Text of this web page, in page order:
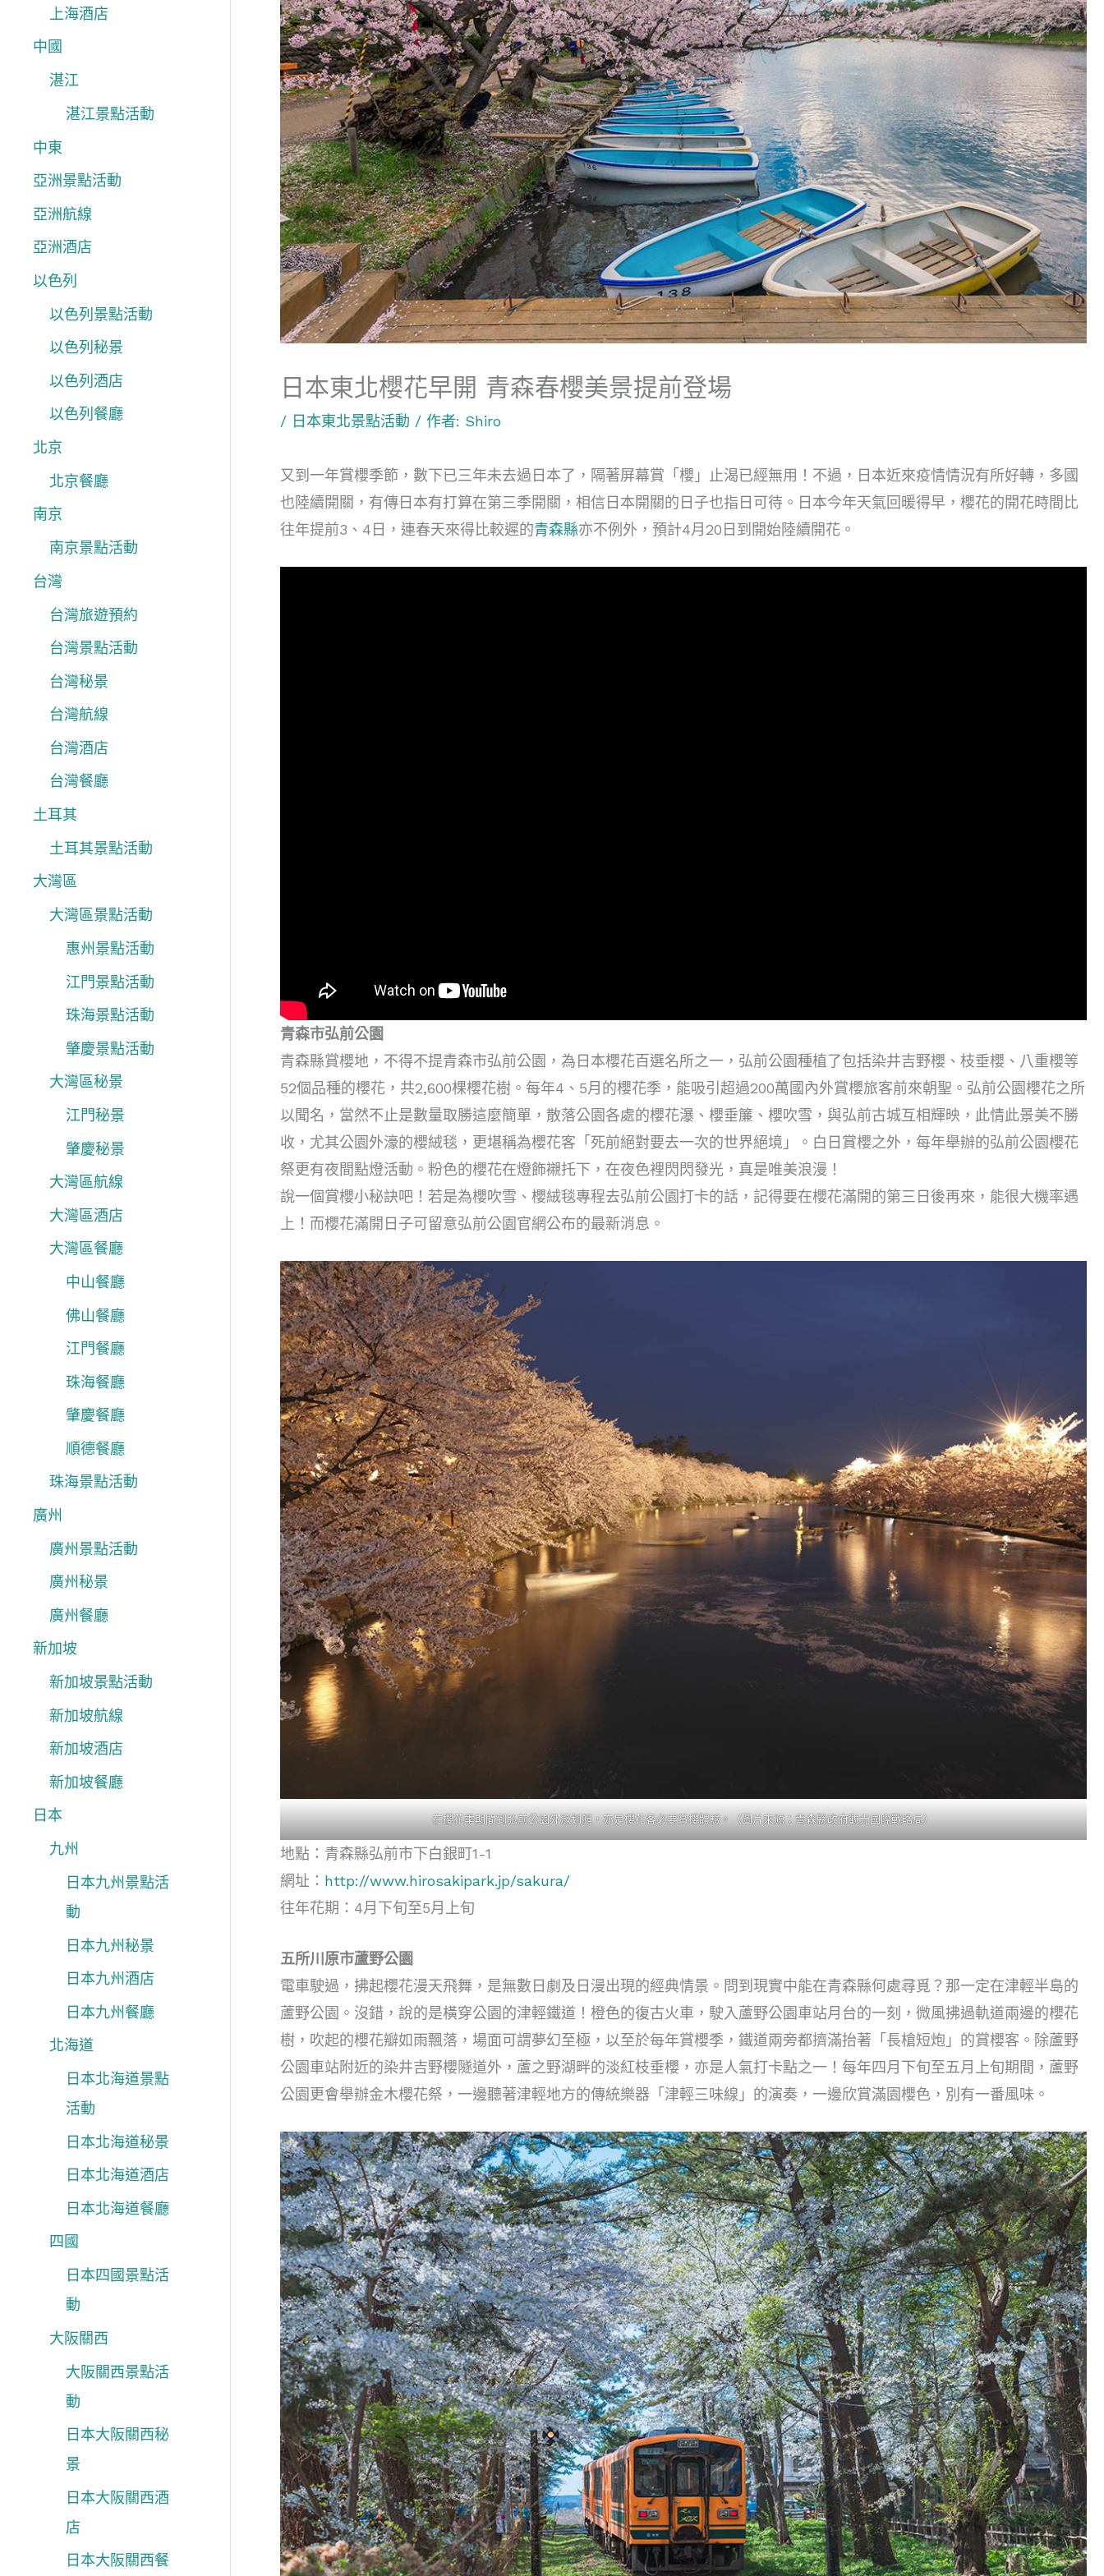
上海酒店
中國
湛江
湛江景點活動
中東
亞洲景點活動
亞洲航線
亞洲酒店
以色列
以色列景點活動
以色列秘景
以色列酒店
以色列餐廳
北京
北京餐廳
南京
南京景點活動
台灣
台灣旅遊預約
台灣景點活動
台灣秘景
台灣航線
台灣酒店
台灣餐廳
土耳其
土耳其景點活動
大灣區
大灣區景點活動
惠州景點活動
江門景點活動
珠海景點活動
肇慶景點活動
大灣區秘景
江門秘景
肇慶秘景
大灣區航線
大灣區酒店
大灣區餐廳
中山餐廳
佛山餐廳
江門餐廳
珠海餐廳
肇慶餐廳
順德餐廳
珠海景點活動
廣州
廣州景點活動
廣州秘景
廣州餐廳
新加坡
新加坡景點活動
新加坡航線
新加坡酒店
新加坡餐廳
日本
九州
日本九州景點活
動
日本九州秘景
日本九州酒店
日本九州餐廳
北海道
日本北海道景點
活動
日本北海道秘景
日本北海道酒店
日本北海道餐廳
四國
日本四國景點活
動
大阪關西
大阪關西景點活
動
日本大阪關西秘
景
日本大阪關西酒
店
日本大阪關西餐
日本東北櫻花早開 青森春櫻美景提前登場
/ 日本東北景點活動 / 作者: Shiro
又到一年賞櫻季節，數下已三年未去過日本了，隔著屏幕賞「櫻」止渴已經無用！不過，日本近來疫情情況有所好轉，多國
也陸續開關，有傳日本有打算在第三季開關，相信日本開關的日子也指日可待。日本今年天氣回暖得早，櫻花的開花時間比
往年提前3、4日，連春天來得比較遲的青森縣亦不例外，預計4月20日到開始陸續開花。
青森市弘前公園
青森縣賞櫻地，不得不提青森市弘前公園，為日本櫻花百選名所之一，弘前公園種植了包括染井吉野櫻、枝垂櫻、八重櫻等
52個品種的櫻花，共2,600棵櫻花樹。每年4、5月的櫻花季，能吸引超過200萬國內外賞櫻旅客前來朝聖。弘前公園櫻花之所
以聞名，當然不止是數量取勝這麼簡單，散落公園各處的櫻花瀑、櫻垂簾、櫻吹雪，與弘前古城互相輝映，此情此景美不勝
收，尤其公園外濠的櫻絨毯，更堪稱為櫻花客「死前絕對要去一次的世界絕境」。白日賞櫻之外，每年舉辦的弘前公園櫻花
祭更有夜間點燈活動。粉色的櫻花在燈飾襯托下，在夜色裡閃閃發光，真是唯美浪漫！
說一個賞櫻小秘訣吧！若是為櫻吹雪、櫻絨毯專程去弘前公園打卡的話，記得要在櫻花滿開的第三日後再來，能很大機率遇
上！而櫻花滿開日子可留意弘前公園官網公布的最新消息。
在櫻花季期間到弘前公園外濠划艇，亦是櫻花客必要賞櫻體驗。（圖片來源：青森縣政府觀光國際戰略局）
地點：青森縣弘前市下白銀町1-1
網址： http://www.hirosakipark.jp/sakura/
往年花期：4月下旬至5月上旬
五所川原市蘆野公園
電車駛過，拂起櫻花漫天飛舞，是無數日劇及日漫出現的經典情景。問到現實中能在青森縣何處尋覓？那一定在津輕半島的
蘆野公園。沒錯，說的是橫穿公園的津輕鐵道！橙色的復古火車，駛入蘆野公園車站月台的一刻，微風拂過軌道兩邊的櫻花
樹，吹起的櫻花瓣如雨飄落，場面可謂夢幻至極，以至於每年賞櫻季，鐵道兩旁都擠滿抬著「長槍短炮」的賞櫻客。除蘆野
公園車站附近的染井吉野櫻隧道外，蘆之野湖畔的淡紅枝垂櫻，亦是人氣打卡點之一！每年四月下旬至五月上旬期間，蘆野
公園更會舉辦金木櫻花祭，一邊聽著津輕地方的傳統樂器「津輕三味線」的演奏，一邊欣賞滿園櫻色，別有一番風味。